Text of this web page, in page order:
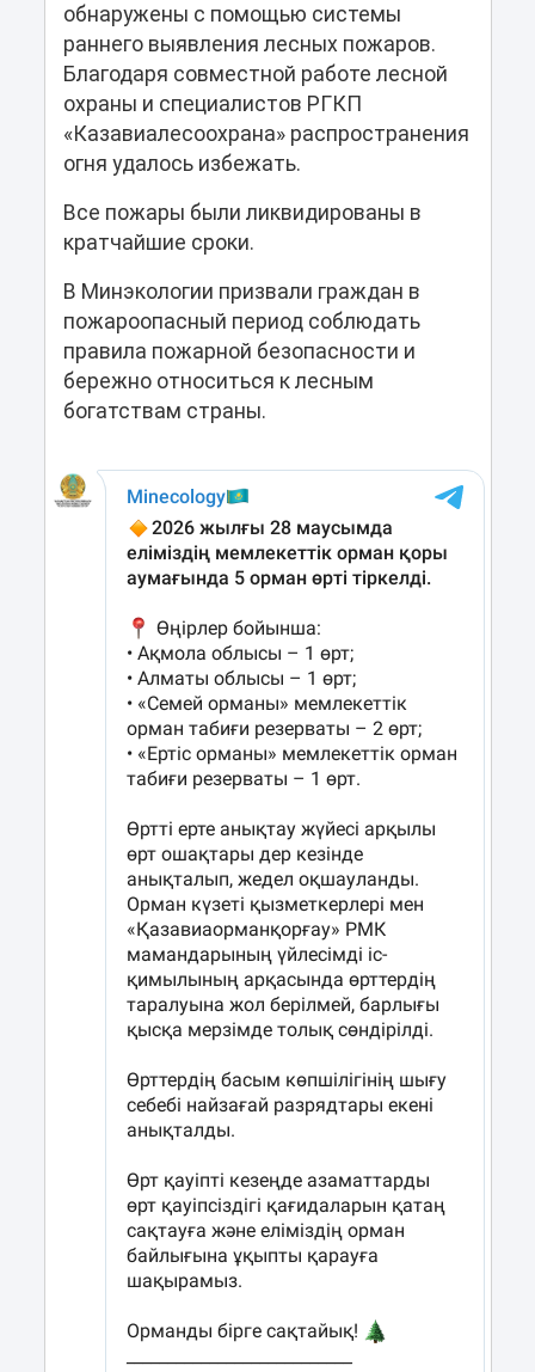
обнаружены с помощью системы
раннего выявления лесных пожаров.
Благодаря совместной работе лесной
охраны и специалистов РГКП
«Казавиалесоохрана» распространения
огня удалось избежать.
Все пожары были ликвидированы в
кратчайшие сроки.
В Минэкологии призвали граждан в
пожароопасный период соблюдать
правила пожарной безопасности и
бережно относиться к лесным
богатствам страны.